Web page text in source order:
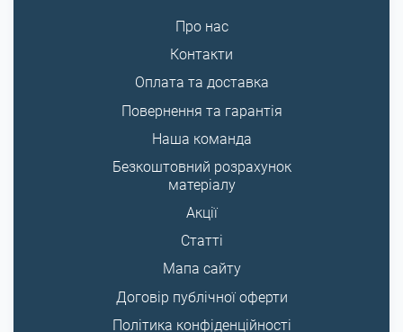
Про нас
Контакти
Оплата та доставка
Повернення та гарантія
Наша команда
Безкоштовний розрахунок
матеріалу
Акції
Статті
Мапа сайту
Договір публічної оферти
Політика конфіденційності